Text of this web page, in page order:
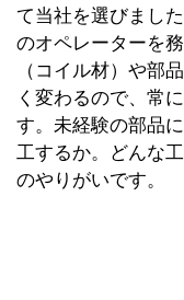
て当社を選びまし
のオペレーターを
（コイル材）や部
く変わるので、常
す。未経験の部品
工するか。どんな
のやりがいです。